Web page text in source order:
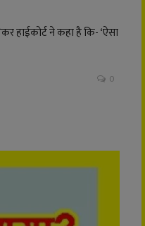
हाईकोर्ट ने कहा है कि- ‘ऐसा
0